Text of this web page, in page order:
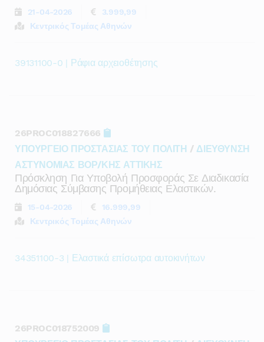
21-04-2026
3.999,99
Κεντρικός Τομέας Αθηνών
39131100-0 | Ράφια αρχειοθέτησης
26PROC018827666
ΥΠΟΥΡΓΕΙΟ ΠΡΟΣΤΑΣΙΑΣ ΤΟΥ ΠΟΛΙΤΗ / ΔΙΕΥΘΥΝΣΗ
ΑΣΤΥΝΟΜΙΑΣ ΒΟΡ/ΚΗΣ ΑΤΤΙΚΗΣ
Πρόσκληση Για Υποβολή Προσφοράς Σε Διαδικασία
Δημόσιας Σύμβασης Προμήθειας Ελαστικών.
15-04-2026
16.999,99
Κεντρικός Τομέας Αθηνών
34351100-3 | Ελαστικά επίσωτρα αυτοκινήτων
26PROC018752009